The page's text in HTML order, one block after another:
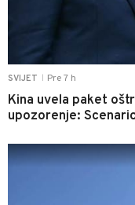
SVIJET Pre 7 h
Kina uvela paket
upozorenje: